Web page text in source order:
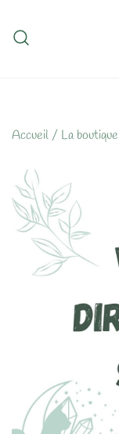
content
Accueil / La boutique